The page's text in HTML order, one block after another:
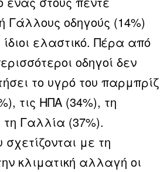
Γάλλους οδηγούς (14%)
ελαστικό. Πέρα από
οδηγοί δεν
το υγρό του παρμπρίζ
τις ΗΠΑ (34%), τη
Γαλλία (37%).
με τη
κλιματική αλλαγή οι